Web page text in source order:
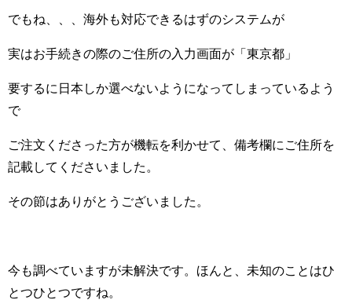
でもね、、、海外も対応できるはずのシステムが
実はお手続きの際のご住所の入力画面が「東京都」
要するに日本しか選べないようになってしまっているよう
で
ご注文くださった方が機転を利かせて、備考欄にご住所を
記載してくださいました。
その節はありがとうございました。
今も調べていますが未解決です。ほんと、未知のことはひ
とつひとつですね。